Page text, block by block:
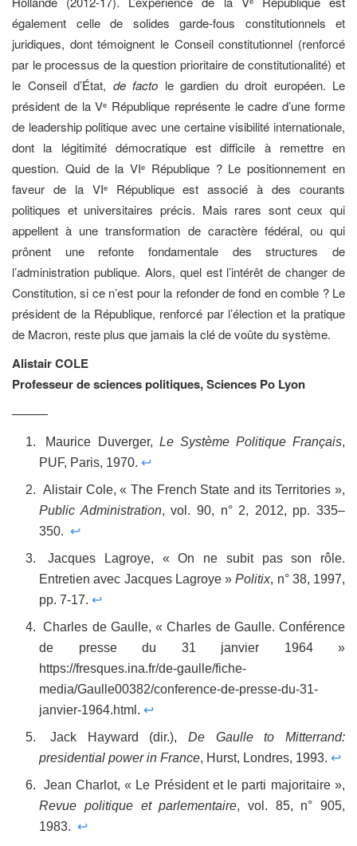
également celle de solides garde-fous constitutionnels et
juridiques, dont témoignent le Conseil constitutionnel (renforcé
par le processus de la question prioritaire de constitutionalité) et
le Conseil d’État, de facto le gardien du droit européen. Le
président de la Ve République représente le cadre d’une forme
de leadership politique avec une certaine visibilité internationale,
dont la légitimité démocratique est difficile à remettre en
question. Quid de la VIe
République ? Le positionnement en
faveur de la VIeRépublique est associé à des courants
politiques et universitaires précis. Mais rares sont ceux qui
appellent à une transformation de caractère fédéral, ou qui
prônent une refonte fondamentale des structures de
l’administration publique. Alors, quel est l’intérêt de changer de
Constitution, si ce n’est pour la refonder de fond en comble ? Le
président de la République, renforcé par l’élection et la pratique
de Macron, reste plus que jamais la clé de voûte du système.
Alistair COLE
Professeur de sciences politiques, Sciences Po Lyon
———
Maurice Duverger, Le Système Politique Français,
PUF, Paris, 1970. ↩
Alistair Cole, « The French State and its Territories »,
Public Administration, vol. 90, n° 2, 2012, pp. 335–
350. ↩
Jacques Lagroye, « On ne subit pas son rôle.
Entretien avec Jacques Lagroye »Politix, n° 38, 1997,
pp. 7-17. ↩
Charles de Gaulle, « Charles de Gaulle. Conférence
de presse du 31 janvier 1964 »
https://fresques.ina.fr/de-gaulle/fiche-
media/Gaulle00382/conference-de-presse-du-31-
janvier-1964.html. ↩
Jack Hayward (dir.), De Gaulle to Mitterrand:
presidential power in France, Hurst, Londres, 1993. ↩
Jean Charlot, « Le Président et le parti majoritaire »,
Revue politique et parlementaire, vol. 85, n° 905,
1983. ↩